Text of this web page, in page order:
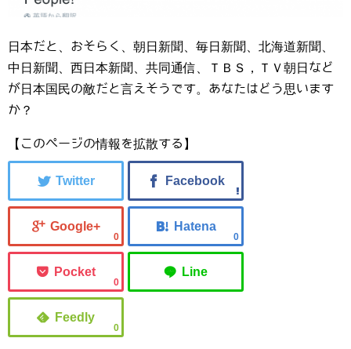
日本だと、おそらく、朝日新聞、毎日新聞、北海道新聞、
中日新聞、西日本新聞、共同通信、ＴＢＳ，ＴＶ朝日など
が日本国民の敵だと言えそうです。あなたはどう思います
か？
【このページの情報を拡散する】
0 0
0
0